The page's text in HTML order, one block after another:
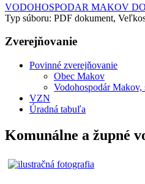
VODOHOSPODAR MAKOV
Typ súboru: PDF dokument,
Zverejňovanie
Povinné zverejňovanie
Obec Makov
Vodohospodár Makov,
VZN
Úradná tabuľa
Komunálne a župné